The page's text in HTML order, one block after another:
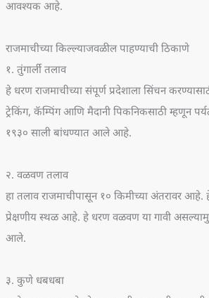
आवश्यक आहे.
राजमाचीच्या किल्ल्याजवळील पाहण्याची ठिकाणे
१. तुंगार्ली तलाव
हे धरण राजमाचीच्या संपूर्ण प्रदेशाला सिंचन
ट्रेकिंग, कॅम्पिंग आणि मैदानी पिकनिकसाठी म्हणून
१९३० साली बांधण्यात आले आहे.
२. वळवण तलाव
हा तलाव राजमाचीपासून १० किमीच्या अंतरावर आहे. हे
प्रेक्षणीय स्थळ आहे. हे धरण वळवण या गावी
आले.
३. कुणे धबधबा